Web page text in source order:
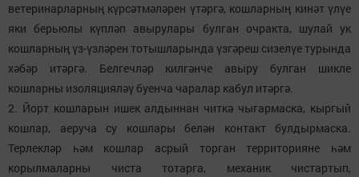
ветеринарларның күрсәтмәләрен үтәргә, кошларның кинәт үлүе
яки берьюлы күпләп авырулары булган очракта, шулай ук
кошларның үз-үзләрен тотышларында үзгәреш сизелүе турында
хәбәр итәргә. Белгечләр килгәнче авыру булган шикле
кошларны изоляцияләү буенча чаралар кабул итәргә.
2. Йорт кошларын ишек алдыннан читкә чыгармаска, кыргый
кошлар, аеруча су кошлары белән контакт булдырмаска.
Терлекләр һәм кошлар асрый торган территорияне һәм
корылмаларны чиста тотарга, механик чистартып,